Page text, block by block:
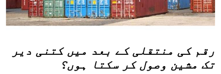
رقم کی منتقلی کے بعد میں کتنی دیر
تک مشین وصول کر سکتا ہوں؟